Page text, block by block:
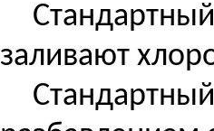
заливают